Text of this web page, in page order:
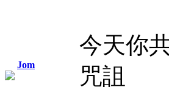
Jom
今天你
咒詛